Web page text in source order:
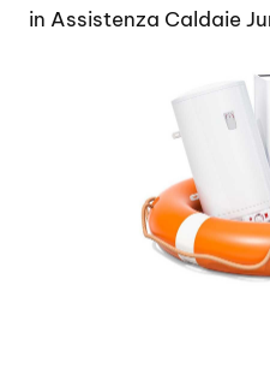
in Assistenza Caldaie